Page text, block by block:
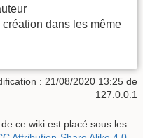
dans les même
: 21/08/2020 13:25 de
127.0.0.1
ce wiki est placé sous les